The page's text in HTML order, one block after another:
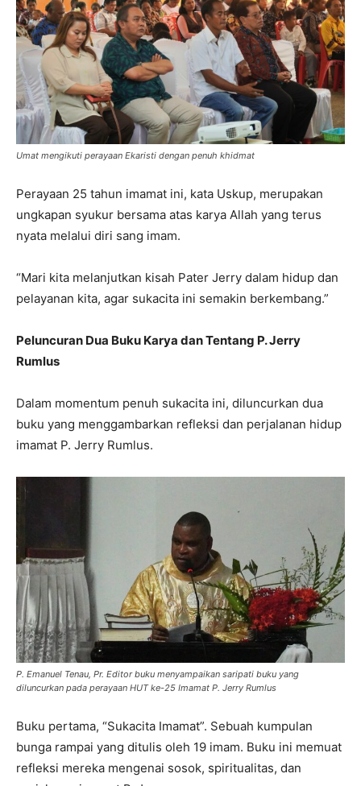
Umat mengikuti perayaan Ekaristi dengan penuh khidmat
Perayaan 25 tahun imamat ini, kata Uskup, merupakan
ungkapan syukur bersama atas karya Allah yang terus
nyata melalui diri sang imam.
“Mari kita melanjutkan kisah Pater Jerry dalam hidup dan
pelayanan kita, agar sukacita ini semakin berkembang.”
Peluncuran Dua Buku Karya dan Tentang P. Jerry
Rumlus
Dalam momentum penuh sukacita ini, diluncurkan dua
buku yang menggambarkan refleksi dan perjalanan hidup
imamat P. Jerry Rumlus.
P. Emanuel Tenau, Pr. Editor buku menyampaikan saripati buku yang
diluncurkan pada perayaan HUT ke-25 Imamat P. Jerry Rumlus
Buku pertama, “Sukacita Imamat”. Sebuah kumpulan
bunga rampai yang ditulis oleh 19 imam. Buku ini memuat
refleksi mereka mengenai sosok, spiritualitas, dan